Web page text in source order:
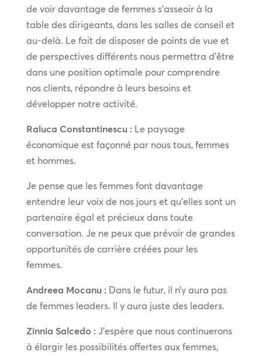
de voir davantage de femmes s’asseoir à la
table des dirigeants, dans les salles de conseil et
au-delà. Le fait de disposer de points de vue et
de perspectives différents nous permettra d’être
dans une position optimale pour comprendre
nos clients, répondre à leurs besoins et
développer notre activité.
Raluca Constantinescu :Le paysage
économique est façonné par nous tous, femmes
et hommes.
Je pense que les femmes font davantage
entendre leur voix de nos jours et qu’elles sont un
partenaire égal et précieux dans toute
conversation. Je ne peux que prévoir de grandes
opportunités de carrière créées pour les
femmes.
Andreea Mocanu :Dans le futur, il n’y aura pas
de femmes leaders. Il y aura juste des leaders.
Zinnia Salcedo :J’espère que nous continuerons
à élargir les possibilités offertes aux femmes,